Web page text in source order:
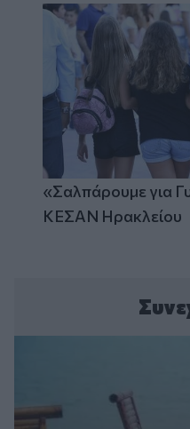
«Σαλπάρουμε για
ΚΕΣΑΝ Ηρακλείου